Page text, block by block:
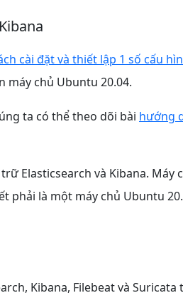
cài đặt và thiết lập 1 số cấu
máy chủ Ubuntu 20.04.
ta có thể theo dõi bài hướng
Elasticsearch và Kibana. Máy
phải là một máy chủ Ubuntu
Kibana, Filebeat và Suricata